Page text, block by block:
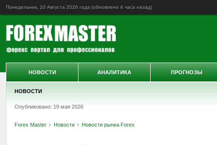
Понедельник, 10 Августа 2026 года (обновлено 4 часа назад)
НОВОСТИ
Опубликовано: 19 мая 2026
Forex Master Новости Новости рынка Forex
НОВОСТИ АНАЛИТИКА ПРОГНОЗЫ